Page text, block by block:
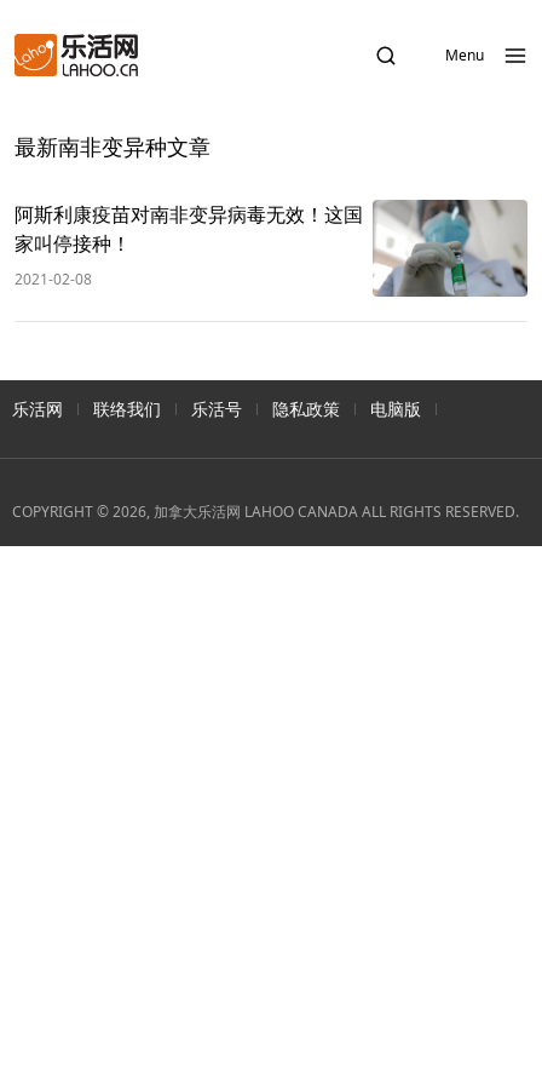
Menu
最新南非变异种文章
阿斯利康疫苗对南非变异病毒无效！这国
家叫停接种！
2021-02-08
乐活网 联络我们 乐活号 隐私政策 电脑版
COPYRIGHT © 2026, 加拿大乐活网 LAHOO CANADA ALL RIGHTS RESERVED.